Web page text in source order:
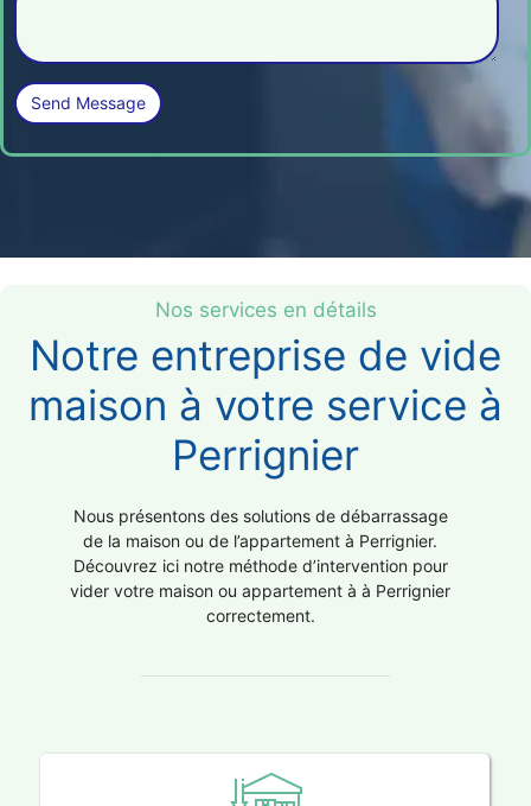
Nos services en détails
Notre entreprise de vide
maison à votre service à
Perrignier
Nous présentons des solutions de débarrassage
de la maison ou de l’appartement à Perrignier.
Découvrez ici notre méthode d’intervention pour
vider votre maison ou appartement à à Perrignier
correctement.